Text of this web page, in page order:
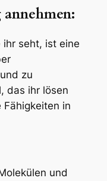
ihr seht, ist eine
zu
das ihr lösen
Fähigkeiten in
und